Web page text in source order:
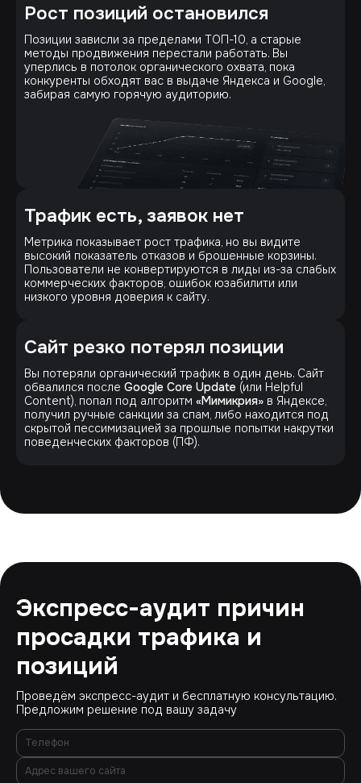
Рост позиций остановился
Позиции зависли за пределами ТОП-10, а старые
методы продвижения перестали работать. Вы
уперлись в потолок органического охвата, пока
конкуренты обходят вас в выдаче Яндекса и Google,
забирая самую горячую аудиторию.
Трафик есть, заявок нет
Метрика показывает рост трафика, но вы видите
высокий показатель отказов и брошенные корзины.
Пользователи не конвертируются в лиды из-за слабых
коммерческих факторов, ошибок юзабилити или
низкого уровня доверия к сайту.
Сайт резко потерял позиции
Вы потеряли органический трафик в один день. Сайт
обвалился после Google Core Update (или Helpful
Content), попал под алгоритм «Мимикрия» в Яндексе,
получил ручные санкции за спам, либо находится под
скрытой пессимизацией за прошлые попытки накрутки
поведенческих факторов (ПФ).
Экспресс-аудит причин
просадки трафика и
позиций
Проведём экспресс-аудит и бесплатную консультацию.
Предложим решение под вашу задачу